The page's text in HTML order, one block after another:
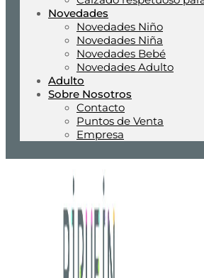
Novedades
Novedades Niño
Novedades Niña
Novedades Bebé
Novedades Adulto
Adulto
Sobre Nosotros
Contacto
Puntos de Venta
Empresa